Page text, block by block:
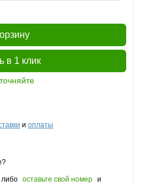
в 1 клик
и оплаты
либо оставьте свой номер и